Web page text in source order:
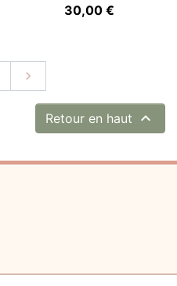
Prix
30,00 €
Suivant

Retour en haut 